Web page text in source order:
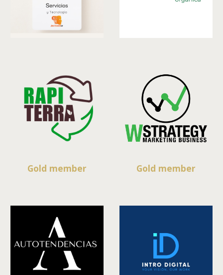
Gold member Gold member